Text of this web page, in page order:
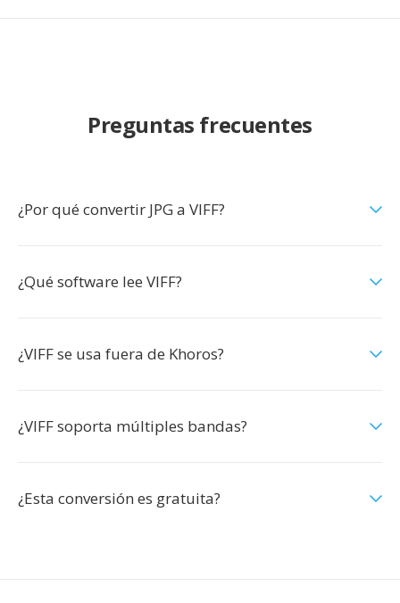
Preguntas frecuentes
¿Por qué convertir JPG a VIFF?
¿Qué software lee VIFF?
¿VIFF se usa fuera de Khoros?
¿VIFF soporta múltiples bandas?
¿Esta conversión es gratuita?